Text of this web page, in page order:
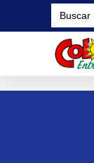
Search
for: